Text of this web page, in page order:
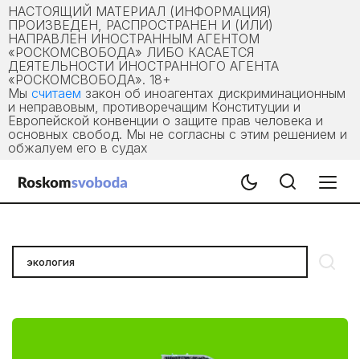
НАСТОЯЩИЙ МАТЕРИАЛ (ИНФОРМАЦИЯ)
ПРОИЗВЕДЕН, РАСПРОСТРАНЕН И (ИЛИ)
НАПРАВЛЕН ИНОСТРАННЫМ АГЕНТОМ
«РОСКОМСВОБОДА» ЛИБО КАСАЕТСЯ
ДЕЯТЕЛЬНОСТИ ИНОСТРАННОГО АГЕНТА
«РОСКОМСВОБОДА». 18+
Мы считаем закон об иноагентах дискриминационным
и неправовым, противоречащим Конституции и
Европейской конвенции о защите прав человека и
основных свобод. Мы не согласны с этим решением и
обжалуем его в судах